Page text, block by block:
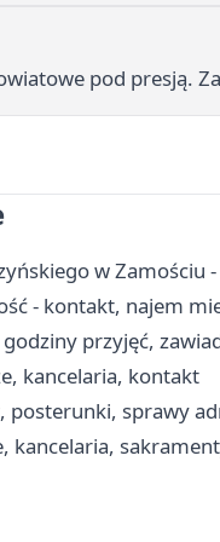
pod presją.
w Zamościu
- kontakt, najem
przyjęć,
kancelaria, kontakt
posterunki, sprawy
kancelaria,